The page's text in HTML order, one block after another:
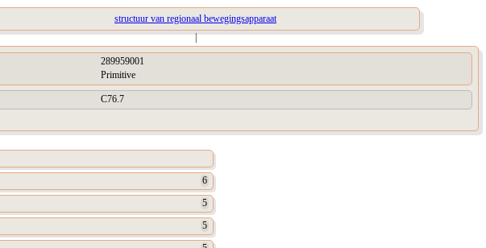
structuur van regionaal bewegingsapparaat
|
289959001
Primitive
C76.7
6
5
5